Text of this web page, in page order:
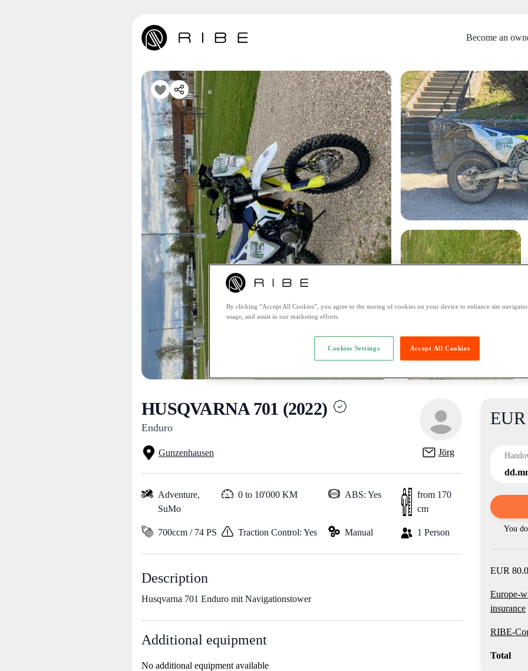
Become an
HUSQVARNA 701 (2022)
Enduro
Gunzenhausen Jörg
Product
You
EUR
Europe-
insurance
RIBE-
Total
Adventure,
SuMo
0 to 10'000 KM ABS: Yes
from 170
cm
700ccm / 74 PS Traction Control: Yes Manual 1 Person
Description
Husqvarna 701 Enduro mit Navigationstower
Additional equipment
No additional equipment available
By clicking “Accept All Cookies”, you agree to the storing of cookies on your device to enhance site
usage, and assist in our marketing efforts.
Accept All Cookies
Cookies Settings